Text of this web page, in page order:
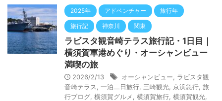
2025年 アドベンチャー 旅行年
旅行記 神奈川 関東
ラビスタ観音崎テラス旅行記・1日目｜
横須賀軍港めぐり・オーシャンビュー
満喫の旅
2026/2/13 オーシャンビュー
ラビスタ観
音崎テラス
一泊二日旅行 三崎観光 京浜急行 旅
行ブログ 横須賀グルメ 横須賀旅行 横須賀観光